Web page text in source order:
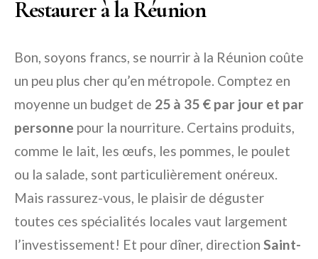
Restaurer à la Réunion
Bon, soyons francs, se nourrir à la Réunion coûte
un peu plus cher qu’en métropole. Comptez en
moyenne un budget de 25 à 35 € par jour et par
personne pour la nourriture. Certains produits,
comme le lait, les œufs, les pommes, le poulet
ou la salade, sont particulièrement onéreux.
Mais rassurez-vous, le plaisir de déguster
toutes ces spécialités locales vaut largement
l’investissement! Et pour dîner, direction Saint-